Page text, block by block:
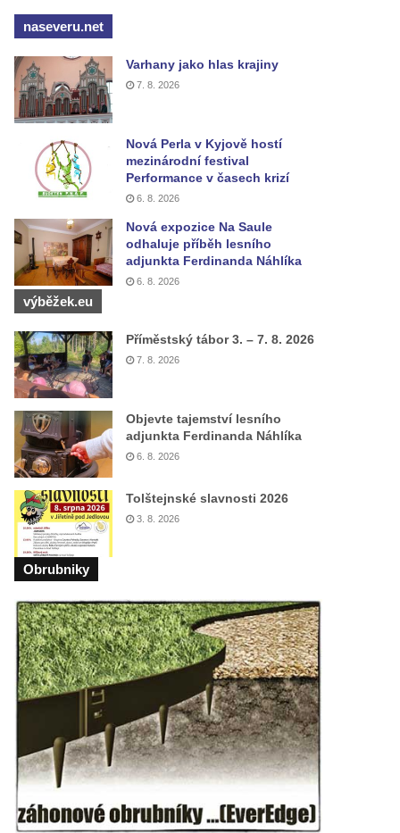
naseveru.net
Varhany jako hlas krajiny
7. 8. 2026
Nová Perla v Kyjově hostí
mezinárodní festival
Performance v časech krizí
6. 8. 2026
Nová expozice Na Saule
odhaluje příběh lesního
adjunkta Ferdinanda Náhlíka
6. 8. 2026
výběžek.eu
Příměstský tábor 3. – 7. 8. 2026
7. 8. 2026
Objevte tajemství lesního
adjunkta Ferdinanda Náhlíka
6. 8. 2026
Tolštejnské slavnosti 2026
3. 8. 2026
Obrubniky